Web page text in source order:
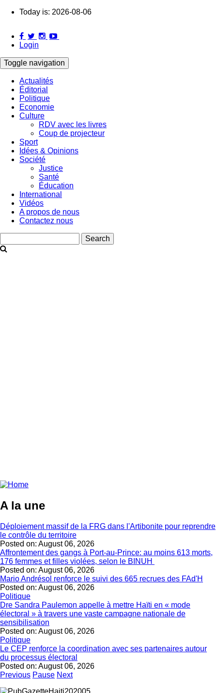
Skip
content
Today is: 2026-08-06
Login
Toggle navigation
Main
navigation
Actualités
Éditorial
Politique
Economie
Culture
RDV avec les livres
Coup de projecteur
Sport
Idées & Opinions
Société
Justice
Santé
Éducation
International
Vidéos
A propos de nous
Contactez nous
A la une
Déploiement massif de la FRG dans l'Artibonite pour reprendre
le contrôle du territoire
Posted on: August 06, 2026
Affrontement des gangs à Port-au-Prince: au moins 613 morts,
176 femmes et filles violées, selon le BINUH
Posted on: August 06, 2026
Mario Andrésol renforce le suivi des 665 recrues des FAd'H
Posted on: August 06, 2026
Politique
Dre Sandra Paulemon appelle à mettre Haïti en « mode
électoral » à travers une vaste campagne nationale de
sensibilisation
Posted on: August 06, 2026
Politique
Le CEP renforce la coordination avec ses partenaires autour
du processus électoral
Posted on: August 06, 2026
Previous Pause Next